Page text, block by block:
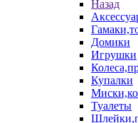
Назад
Домики
Игрушки
Купалки
Туалеты